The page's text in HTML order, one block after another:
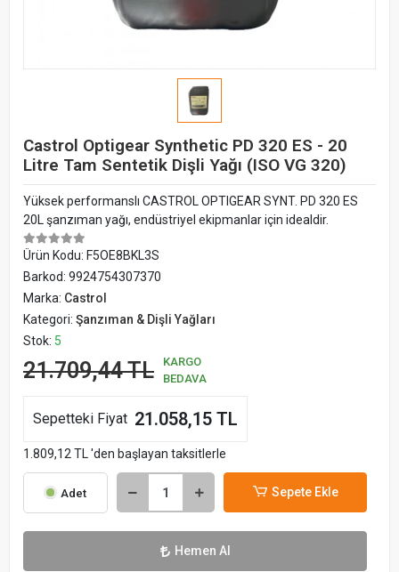
Castrol Optigear Synthetic PD 320 ES - 20
Litre Tam Sentetik Dişli Yağı (ISO VG 320)
Yüksek performanslı CASTROL OPTIGEAR SYNT. PD 320 ES
20L şanzıman yağı, endüstriyel ekipmanlar için idealdir.
Ürün Kodu: F5OE8BKL3S
Barkod: 9924754307370
Marka: Castrol
Kategori: Şanzıman & Dişli Yağları
Stok: 5
21.709,44 TL
KARGO
BEDAVA
Sepetteki Fiyat 21.058,15 TL
1.809,12 TL 'den başlayan taksitlerle
Adet Sepete Ekle
Hemen Al